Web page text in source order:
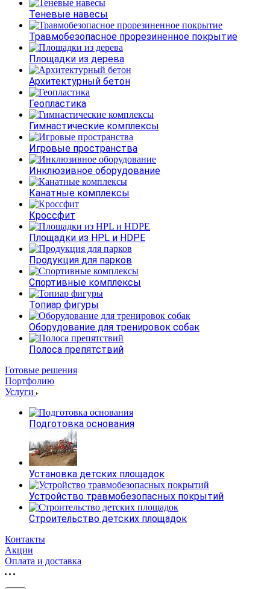
Теневые навесы
Травмобезопасное прорезиненное покрытие
Площадки из дерева
Архитектурный бетон
Геопластика
Гимнастические комплексы
Игровые пространства
Инклюзивное оборудование
Канатные комплексы
Кроссфит
Площадки из HPL и HDPE
Продукция для парков
Спортивные комплексы
Топиар фигуры
Оборудование для тренировок собак
Полоса препятствий
Готовые решения
Портфолию
Услуги
Подготовка основания
Установка детских площадок
Устройство травмобезопасных покрытий
Строительство детских площадок
Контакты
Акции
Оплата и доставка